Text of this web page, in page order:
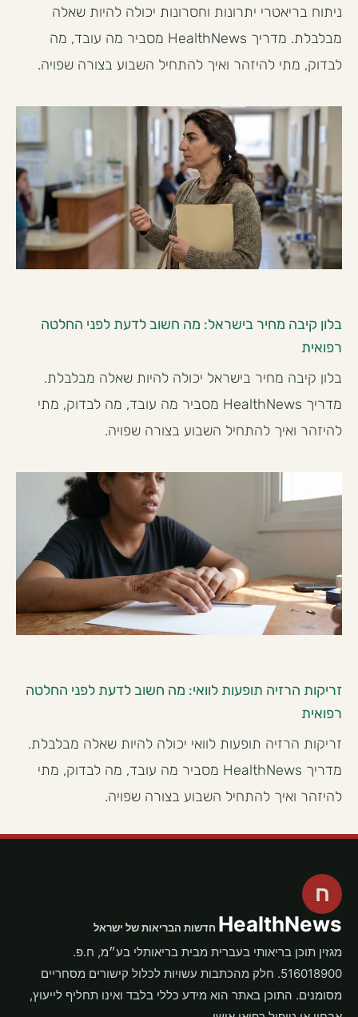
ניתוח בריאטרי יתרונות וחסרונות יכולה להיות שאלה
מבלבלת. מדריך HealthNews מסביר מה עובד, מה
לבדוק, מתי להיזהר ואיך להתחיל השבוע בצורה שפויה.
בלון קיבה מחיר בישראל: מה חשוב לדעת לפני החלטה
רפואית
בלון קיבה מחיר בישראל יכולה להיות שאלה מבלבלת.
מדריך HealthNews מסביר מה עובד, מה לבדוק, מתי
להיזהר ואיך להתחיל השבוע בצורה שפויה.
זריקות הרזיה תופעות לוואי: מה חשוב לדעת לפני החלטה
רפואית
זריקות הרזיה תופעות לוואי יכולה להיות שאלה מבלבלת.
מדריך HealthNews מסביר מה עובד, מה לבדוק, מתי
להיזהר ואיך להתחיל השבוע בצורה שפויה.
ח
HealthNews חדשות הבריאות של ישראל
מגזין תוכן בריאותי בעברית מבית בריאותלי בע״מ, ח.פ.
516018900. חלק מהכתבות עשויות לכלול קישורים מסחריים
מסומנים. התוכן באתר הוא מידע כללי בלבד ואינו תחליף לייעוץ,